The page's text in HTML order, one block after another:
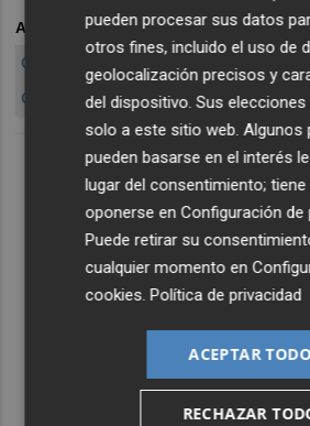
ARCHIVADO EN ALBERTO FABRA
CLARA TIRADO
GASTOS FABRA
EXAMEN
pueden procesar sus datos
otros fines, incluido el uso de
geolocalización precisos y
del dispositivo. Sus elecciones
solo a este sitio web. Algunos
pueden basarse en el interés
lugar del consentimiento;
oponerse enConfiguración de
Puede retirar su
cualquier momento en
cookies .Política de privacidad
ACEPTAR TODO
RECHAZAR